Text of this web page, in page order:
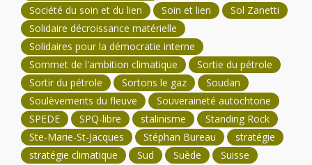
Société du soin et du lien
Soin et lien
Sol Zanetti
Solidaire décroissance matérielle
Solidaires pour la démocratie interne
Sommet de l'ambition climatique
Sortie du pétrole
Sortir du pétrole
Sortons le gaz
Soudan
Soulèvements du fleuve
Souveraineté autochtone
SPEDE
SPQ-libre stalinisme
Standing Rock
Ste-Marie-St-Jacques
Stéphan Bureau
stratégie
stratégie climatique
Sud Suède
Suisse